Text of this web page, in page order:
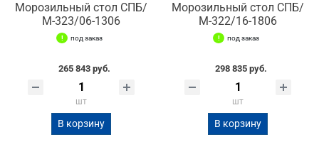
Морозильный стол СПБ/
М-323/06-1306
под заказ
265 843 руб.
шт
В корзину
Морозильный стол СПБ/
М-322/16-1806
под заказ
298 835 руб.
шт
В корзину